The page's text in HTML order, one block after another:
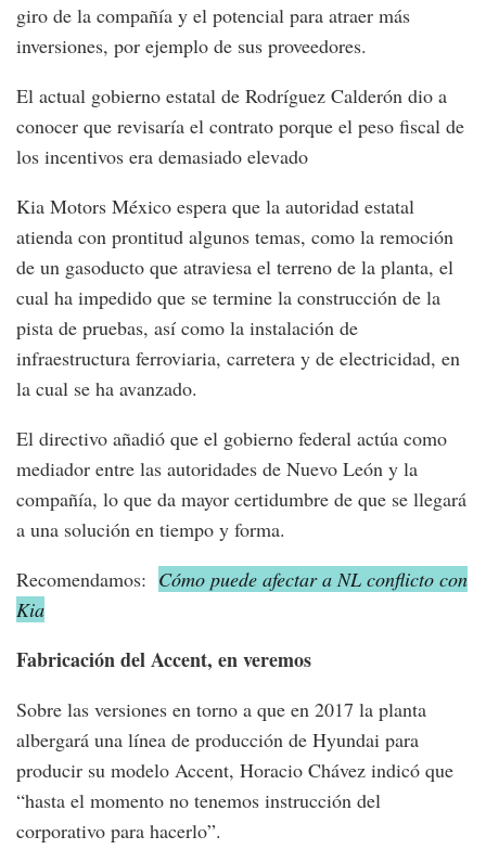
giro de la compañía y el potencial para atraer más
inversiones, por ejemplo de sus proveedores.
El actual gobierno estatal de Rodríguez Calderón dio a
conocer que revisaría el contrato porque el peso fiscal de
los incentivos era demasiado elevado
Kia Motors México espera que la autoridad estatal
atienda con prontitud algunos temas, como la remoción
de un gasoducto que atraviesa el terreno de la planta, el
cual ha impedido que se termine la construcción de la
pista de pruebas, así como la instalación de
infraestructura ferroviaria, carretera y de electricidad, en
la cual se ha avanzado.
El directivo añadió que el gobierno federal actúa como
mediador entre las autoridades de Nuevo León y la
compañía, lo que da mayor certidumbre de que se llegará
a una solución en tiempo y forma.
Recomendamos: Cómo puede afectar a NL conflicto con
Kia
Fabricación del Accent, en veremos
Sobre las versiones en torno a que en 2017 la planta
albergará una línea de producción de Hyundai para
producir su modelo Accent, Horacio Chávez indicó que
“hasta el momento no tenemos instrucción del
corporativo para hacerlo”.